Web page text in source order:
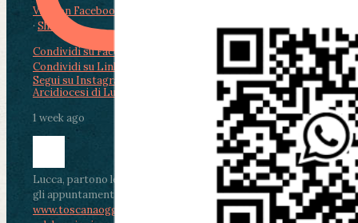
View on Facebook
· Share
Condividi su Facebook
Condividi su LinkedIn
Condividi via email
Arcidiocesi di Lucca
1 week ago
Lucca, partono le celebrazioni per don Aldo Mei:
gli appuntamenti dal 2 al 4 agosto
www.toscanaoggi.it/lucca-partono-le-
Segui su Instagram